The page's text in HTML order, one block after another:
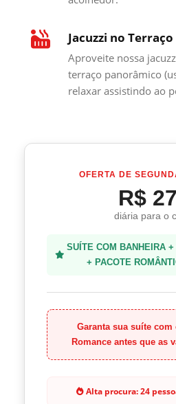
Jacuzzi no Terraço
Aproveite nossa
terraço panorâmico
relaxar assistindo ao
OFERTA DE
R$
diária para o
SUÍTE COM BANHEIRA
+ PACOTE
Garanta sua suíte com
Romance antes que as
Alta procura:24